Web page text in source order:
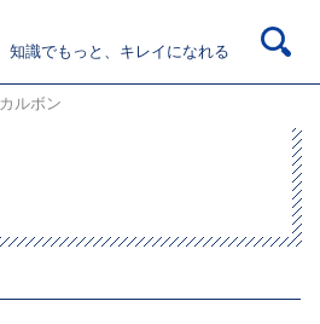
知識でもっと、キレイになれる
カルボン